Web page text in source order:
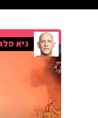
גיא